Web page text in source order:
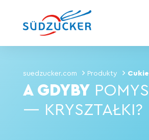
suedzucker.com Produkty
A GDYBY
— KRYSZTAŁKI?